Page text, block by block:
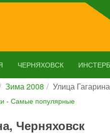
ЧЕРНЯХОВСК
Зима 2008 Улица
- Самые популярные
Черняховск